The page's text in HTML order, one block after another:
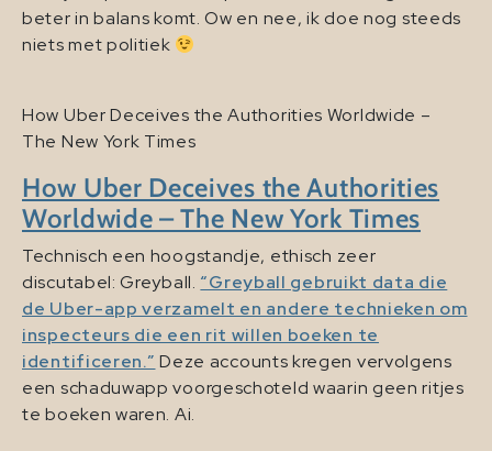
beter in balans komt. Ow en nee, ik doe nog steeds
niets met politiek
How Uber Deceives the Authorities Worldwide –
The New York Times
How Uber Deceives the Authorities
Worldwide – The New York Times
Technisch een hoogstandje, ethisch zeer
discutabel: Greyball. “Greyball gebruikt data die
de Uber-app verzamelt en andere technieken om
inspecteurs die een rit willen boeken te
identificeren.” Deze accounts kregen vervolgens
een schaduwapp voorgeschoteld waarin geen ritjes
te boeken waren. Ai.